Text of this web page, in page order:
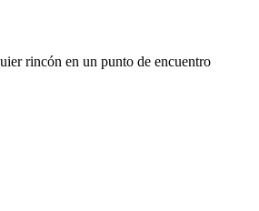
rincón en un punto de encuentro